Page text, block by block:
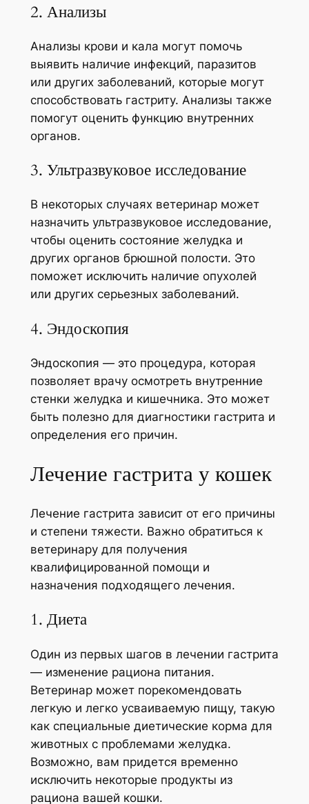
2. Анализы
Анализы крови и кала могут помочь
выявить наличие инфекций, паразитов
или других заболеваний, которые могут
способствовать гастриту. Анализы также
помогут оценить функцию внутренних
органов.
3. Ультразвуковое исследование
В некоторых случаях ветеринар может
назначить ультразвуковое исследование,
чтобы оценить состояние желудка и
других органов брюшной полости. Это
поможет исключить наличие опухолей
или других серьезных заболеваний.
4. Эндоскопия
Эндоскопия — это процедура, которая
позволяет врачу осмотреть внутренние
стенки желудка и кишечника. Это может
быть полезно для диагностики гастрита и
определения его причин.
Лечение гастрита у кошек
Лечение гастрита зависит от его причины
и степени тяжести. Важно обратиться к
ветеринару для получения
квалифицированной помощи и
назначения подходящего лечения.
1. Диета
Один из первых шагов в лечении гастрита
— изменение рациона питания.
Ветеринар может порекомендовать
легкую и легко усваиваемую пищу, такую
как специальные диетические корма для
животных с проблемами желудка.
Возможно, вам придется временно
исключить некоторые продукты из
рациона вашей кошки.